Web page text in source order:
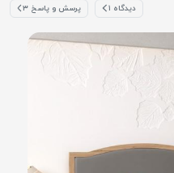
دیدگاه ۱ پرسش و پاسخ ۳